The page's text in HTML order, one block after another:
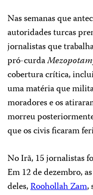
Nas semanas que
autoridades turcas
jornalistas que
pró-curda
cobertura crítica,
uma matéria que
moradores e os
morreu
que os civis ficaram
No Irã, 15 jornalistas
Em 12 de dezembro,
deles,Roohollah Zam,